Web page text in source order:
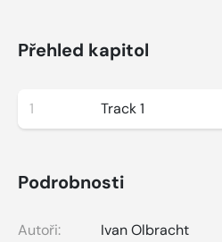
Přehled kapitol
1 Track 1
Podrobnosti
Autoři:
Ivan Olbracht